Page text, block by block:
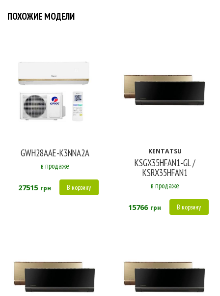
ПОХОЖИЕ МОДЕЛИ
GWH28AAE-K3NNA2A
в продаже
27515 грн В корзину
KENTATSU
KSGX35HFAN1-GL /
KSRX35HFAN1
в продаже
15766 грн В корзину